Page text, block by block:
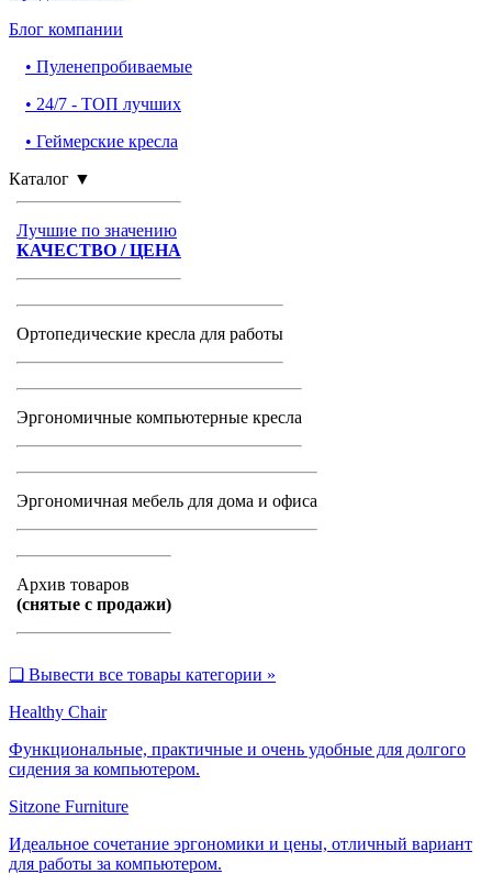
Блог компании
• Пуленепробиваемые
• 24/7 - ТОП лучших
• Геймерские кресла
Каталог ▼
Лучшие по значению
КАЧЕСТВО / ЦЕНА
Ортопедические кресла для работы
Эргономичные компьютерные кресла
Эргономичная мебель для дома и офиса
Архив товаров
(снятые с продажи)
❑ Вывести все товары категории »
Healthy Chair
Функциональные, практичные и очень удобные для долгого
сидения за компьютером.
Sitzone Furniture
Идеальное сочетание эргономики и цены, отличный вариант
для работы за компьютером.